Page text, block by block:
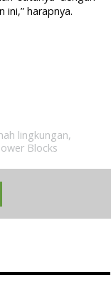
ini,” harapnya.
lingkungan,
Blocks